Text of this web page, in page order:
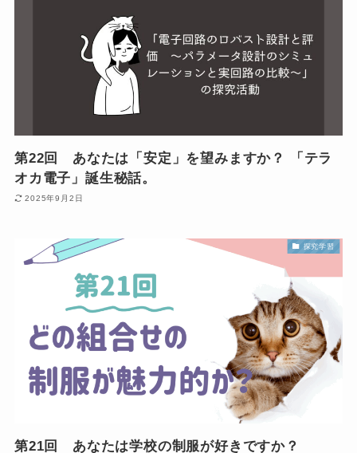
第22回 あなたは「安定」を望みますか？ 「テラ
オカ電子」誕生秘話。
2025年9月2日
探究学習
第21回 あなたは学校の制服が好きですか？